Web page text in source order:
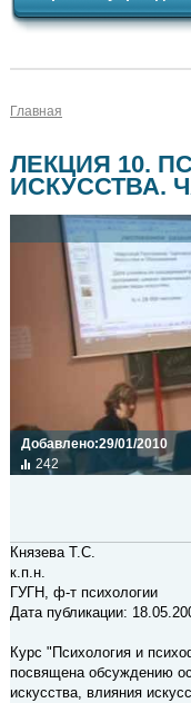
Главная
ЛЕКЦИЯ 10.
ИСКУССТВА.
Добавлено:29/01/2010
242
Князева Т.С.
к.п.н.
ГУГН, ф-т психологии
Дата публикации:
Курс "Психология и
посвящена обсуждению
искусства, влияния